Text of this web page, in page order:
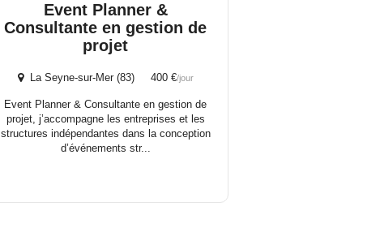
Event Planner &
Consultante en gestion de
projet
La Seyne-sur-Mer (83) 400 €/jour
Event Planner & Consultante en gestion de
projet, j’accompagne les entreprises et les
structures indépendantes dans la conception
d’événements str...